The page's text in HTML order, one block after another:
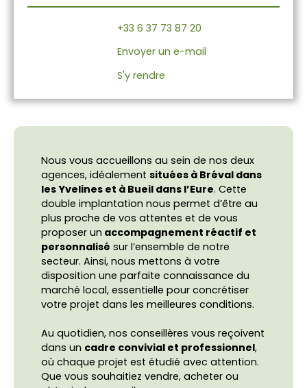
+33 6 37 73 87 20
Envoyer un e-mail
S'y rendre
Nous vous accueillons au sein de nos deux
agences, idéalement situées à Bréval dans
les Yvelines et à Bueil dans l’Eure. Cette
double implantation nous permet d’être au
plus proche de vos attentes et de vous
proposer un accompagnement réactif et
personnalisé sur l’ensemble de notre
secteur. Ainsi, nous mettons à votre
disposition une parfaite connaissance du
marché local, essentielle pour concrétiser
votre projet dans les meilleures conditions.
Au quotidien, nos conseillères vous reçoivent
dans un cadre convivial et professionnel,
où chaque projet est étudié avec attention.
Que vous souhaitiez vendre, acheter ou